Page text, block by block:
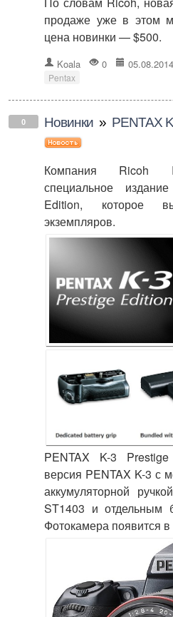
продаже уже в этом
цена новинки — $500.
Koala 0
Pentax
0 Новинки » PENTAX
Компания Ricoh
специальное
Edition, которое
экземпляров.
PENTAX K-3
версия PENTAX K-3 с
аккумуляторной
ST1403 и отдельным
Фотокамера появится